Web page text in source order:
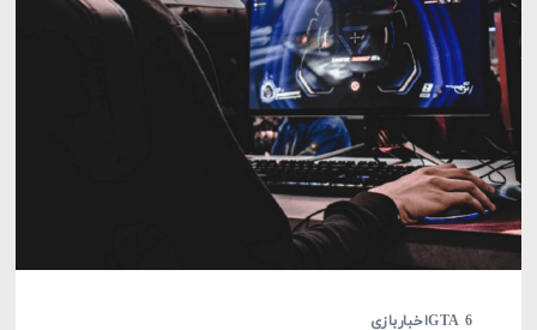
GTA 6اخباربازی